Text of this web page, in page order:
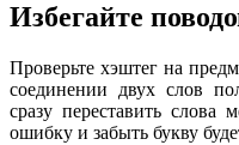
Избегайте
Проверьте хэштег на
соединении двух слов
сразу переставить слова
ошибку и забыть букву